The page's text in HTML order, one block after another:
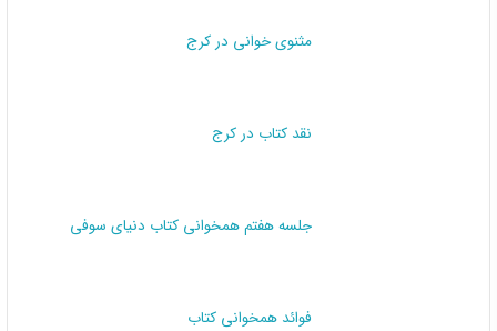
مثنوی خوانی در کرج
نقد کتاب در کرج
جلسه هفتم همخوانی کتاب دنیای سوفی
فوائد همخوانی کتاب